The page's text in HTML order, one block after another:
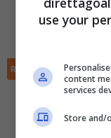
Mika
Savvas
RIEPILOGO
use your
content
services
Store and/